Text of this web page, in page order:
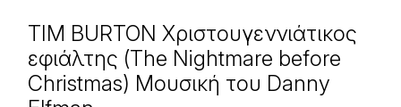
TIM BURTON Χριστουγεννιάτικος
εφιάλτης (The Nightmare before
Christmas) Μουσική του Danny